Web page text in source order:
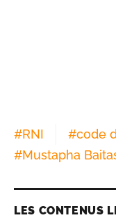
#RNI #code
#Mustapha
LES CONTENUS